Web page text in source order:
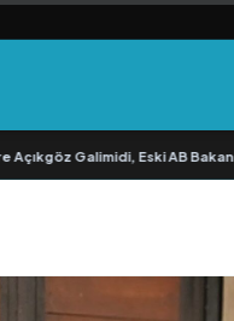
Galimidi, Eski AB Bakanı